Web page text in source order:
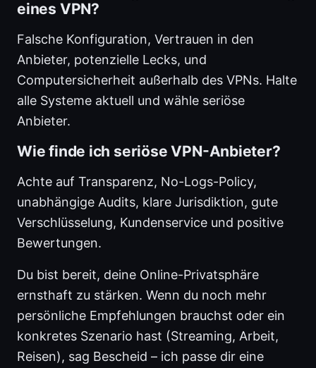
eines VPN?
Falsche Konfiguration, Vertrauen in den
Anbieter, potenzielle Lecks, und
Computersicherheit außerhalb des VPNs. Halte
alle Systeme aktuell und wähle seriöse
Anbieter.
Wie finde ich seriöse VPN-Anbieter?
Achte auf Transparenz, No-Logs-Policy,
unabhängige Audits, klare Jurisdiktion, gute
Verschlüsselung, Kundenservice und positive
Bewertungen.
Du bist bereit, deine Online-Privatsphäre
ernsthaft zu stärken. Wenn du noch mehr
persönliche Empfehlungen brauchst oder ein
konkretes Szenario hast (Streaming, Arbeit,
Reisen), sag Bescheid – ich passe dir eine